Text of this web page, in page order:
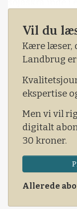
nedtrend.
Vil du
Kære læser,
Landbrug
ekspertise
Men vi vil
digitalt
30 kroner.
Allerede